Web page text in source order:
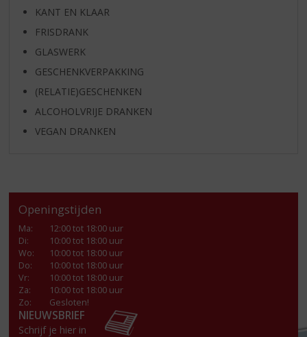
KANT EN KLAAR
FRISDRANK
GLASWERK
GESCHENKVERPAKKING
(RELATIE)GESCHENKEN
ALCOHOLVRIJE DRANKEN
VEGAN DRANKEN
Openingstijden
Ma:
12:00 tot 18:00 uur
Di:
10:00 tot 18:00 uur
Wo:
10:00 tot 18:00 uur
Do:
10:00 tot 18:00 uur
Vr:
10:00 tot 18:00 uur
Za:
10:00 tot 18:00 uur
Zo:
Gesloten!
NIEUWSBRIEF
Schrijf je hier in